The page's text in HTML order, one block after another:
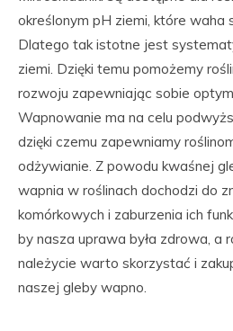
określonym pH ziemi, które waha
Dlatego tak istotne jest
ziemi. Dzięki temu pomożemy
rozwoju zapewniając sobie
Wapnowanie ma na celu
dzięki czemu zapewniamy
odżywianie. Z powodu kwaśnej
wapnia w roślinach dochodzi do
komórkowych i zaburzenia ich
by nasza uprawa była zdrowa, a
należycie warto skorzystać i
naszej gleby wapno.